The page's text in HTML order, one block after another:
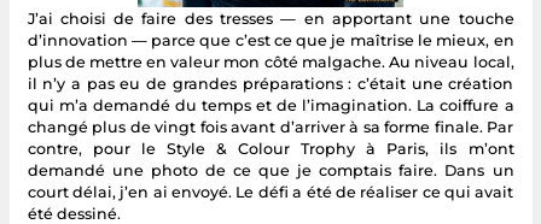
J’ai choisi de faire des tresses — en apportant une touche
d’innovation — parce que c’est ce que je maîtrise le mieux, en
plus de mettre en valeur mon côté malgache. Au niveau local,
il n’y a pas eu de grandes préparations : c’était une création
qui m’a demandé du temps et de l’imagination. La coiffure a
changé plus de vingt fois avant d’arriver à sa forme finale. Par
contre, pour le Style & Colour Trophy à Paris, ils m’ont
demandé une photo de ce que je comptais faire. Dans un
court délai, j’en ai envoyé. Le défi a été de réaliser ce qui avait
été dessiné.